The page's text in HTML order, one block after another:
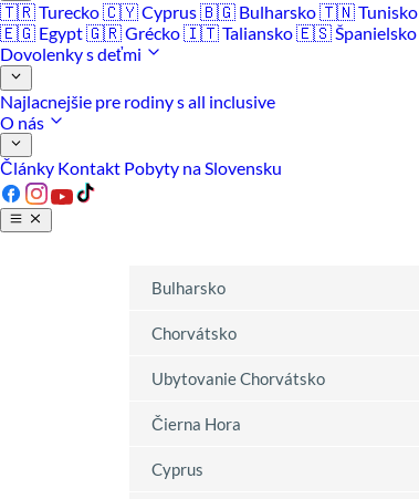
🇹🇷 Turecko🇨🇾 Cyprus🇧🇬 Bulharsko🇹🇳 Tunisko
🇪🇬 Egypt🇬🇷 Grécko🇮🇹 Taliansko🇪🇸 Španielsko
Dovolenky s deťmi
Najlacnejšie pre rodiny s all inclusive
O nás
Články Kontakt Pobyty na Slovensku
Bulharsko
Chorvátsko
Ubytovanie Chorvátsko
Čierna Hora
Cyprus